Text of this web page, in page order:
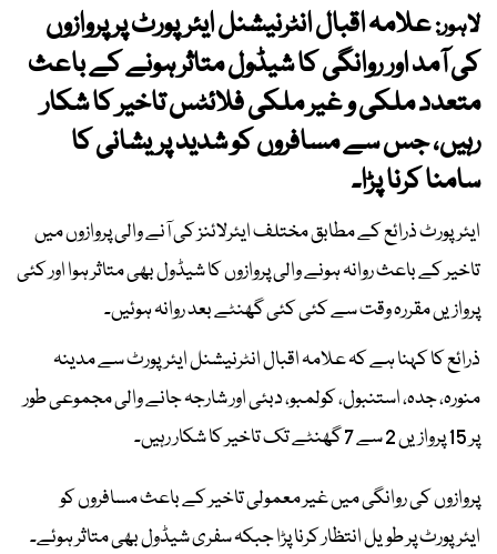
لاہور:علامہ اقبال انٹرنیشنل ایئرپورٹ پر پروازوں
کی آمد اور روانگی کا شیڈول متاثر ہونے کے باعث
متعدد ملکی و غیر ملکی فلائٹس تاخیر کا شکار
رہیں، جس سے مسافروں کو شدید پریشانی کا
سامنا کرنا پڑا۔
ایئرپورٹ ذرائع کے مطابق مختلف ایئرلائنز کی آنے والی پروازوں میں
تاخیر کے باعث روانہ ہونے والی پروازوں کا شیڈول بھی متاثر ہوا اور کئی
پروازیں مقررہ وقت سے کئی کئی گھنٹے بعد روانہ ہوئیں۔
ذرائع کا کہنا ہے کہ علامہ اقبال انٹرنیشنل ایئرپورٹ سے مدینہ
منورہ، جدہ، استنبول، کولمبو، دبئی اور شارجہ جانے والی مجموعی طور
پر 15 پروازیں 2 سے 7 گھنٹے تک تاخیر کا شکار رہیں۔
پروازوں کی روانگی میں غیر معمولی تاخیر کے باعث مسافروں کو
ایئرپورٹ پر طویل انتظار کرنا پڑا جبکہ سفری شیڈول بھی متاثر ہوئے۔